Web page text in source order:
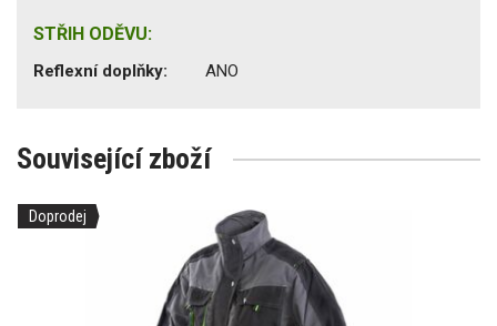
STŘIH ODĚVU:
Reflexní doplňky: ANO
Související zboží
Doprodej